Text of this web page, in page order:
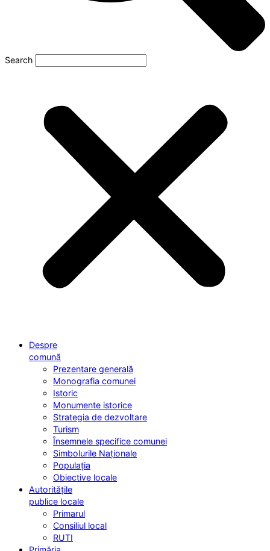
Search
Despre
comună
Prezentare generală
Monografia comunei
Istoric
Monumente istorice
Strategia de dezvoltare
Turism
Însemnele specifice comunei
Simbolurile Naționale
Populația
Obiective locale
Autoritățile
publice locale
Primarul
Consiliul local
RUTI